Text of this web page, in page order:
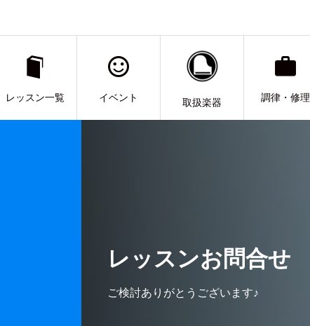
レッスン一覧 イベント 取扱楽器 調律・修理
レッスンお問合せ
ご検討ありがとうございます♪